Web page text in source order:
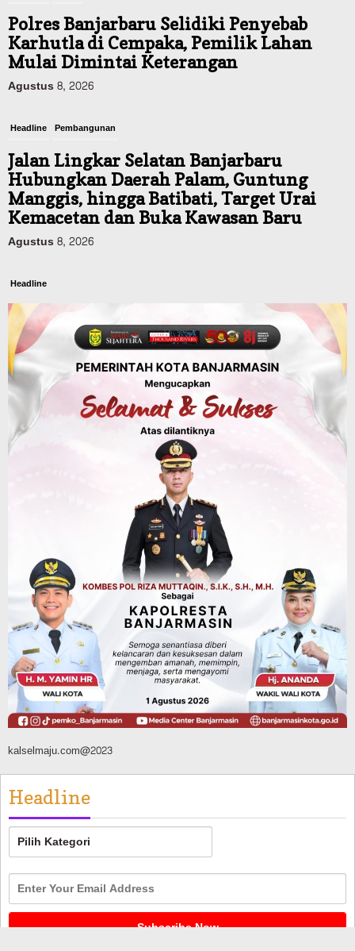
Polres Banjarbaru Selidiki Penyebab
Karhutla di Cempaka, Pemilik Lahan
Mulai Dimintai Keterangan
Agustus 8, 2026
Headline Pembangunan
Jalan Lingkar Selatan Banjarbaru
Hubungkan Daerah Palam, Guntung
Manggis, hingga Batibati, Target Urai
Kemacetan dan Buka Kawasan Baru
Agustus 8, 2026
Headline
Panaskan Kembali Arena Panjat Tebing,
FPTI Banjarmasin Siapkan Sirkuit se-
Kalsel
Agustus 8, 2026
Sosial & Keagamaan
Hari Pramuka ke-65, Kwarcab
Banjarmasin Ziarah ke Makam Pangeran
Antasari dan Gelar Ulang Janji
Advertorial Dinas Kehutanan Kalsel
Api Sempat Berkobar, Karhutla di
Tahura Sultan Adam Berhasil
Dikendalikan
Agustus 8, 2026
kalselmaju.com@2023
Headline
Headline